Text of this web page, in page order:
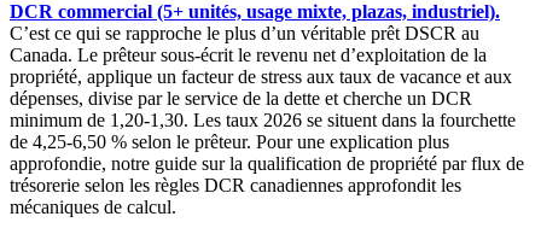
DCR commercial (5+ unités, usage mixte, plazas, industriel).
C’est ce qui se rapproche le plus d’un véritable prêt DSCR au
Canada. Le prêteur sous-écrit le revenu net d’exploitation de la
propriété, applique un facteur de stress aux taux de vacance et aux
dépenses, divise par le service de la dette et cherche un DCR
minimum de 1,20-1,30. Les taux 2026 se situent dans la fourchette
de 4,25-6,50 % selon le prêteur. Pour une explication plus
approfondie, notre guide sur la qualification de propriété par flux de
trésorerie selon les règles DCR canadiennes approfondit les
mécaniques de calcul.